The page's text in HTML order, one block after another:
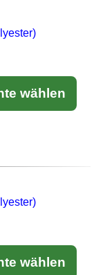
wählen
wählen